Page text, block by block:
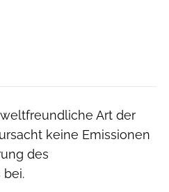
Art der
keine Emissionen
des
bei.